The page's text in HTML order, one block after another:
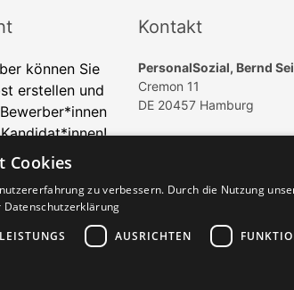
können Sie
erstellen und
Kontakt
PersonalSozial, Bernd
Cremon 11
DE 20457 Hamburg
Cookies
zu verbessern. Durch die Nutzung
Datenschutzerklärung
LEISTUNGS AUSRICHTEN